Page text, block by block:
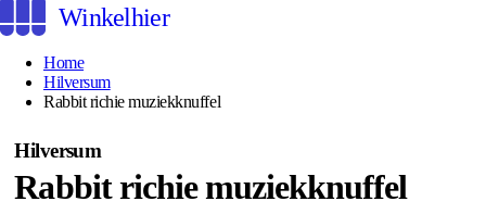
Winkelhier
Home
Hilversum
Rabbit richie muziekknuffel
Hilversum
Rabbit richie muziekknuffel